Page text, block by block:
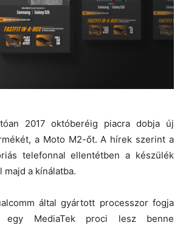
2017 októberéig piacra dobja új
a Moto M2-őt. A hírek szerint a
telefonnal ellentétben a készülék
a kínálatba.
által gyártott processzor fogja
egy MediaTek proci lesz benne